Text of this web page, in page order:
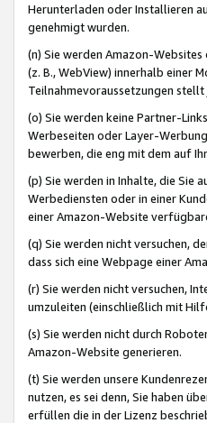
Herunterladen oder Installieren
genehmigt wurden.
(n) Sie werden Amazon-
(z. B., WebView) innerhalb einer
Teilnahmevoraussetzungen
(o) Sie werden keine Partner-
Werbeseiten oder Layer-
bewerben, die eng mit dem auf
(p) Sie werden in Inhalte, die Sie
Werbediensten oder in einer
einer Amazon-Website
(q) Sie werden nicht versuchen,
dass sich eine Webpage einer
(r) Sie werden nicht versuchen,
umzuleiten (einschließlich mit
(s) Sie werden nicht durch
Amazon-Website generieren.
(t) Sie werden unsere
nutzen, es sei denn, Sie haben
erfüllen die in der Lizenz